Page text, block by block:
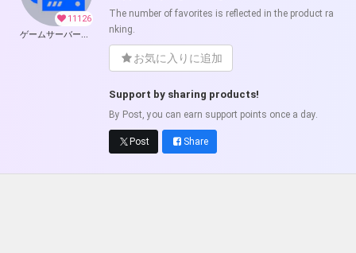
11126
ゲームサーバー公開ツール の開発支援
The number of favorites is reflected in the product ra
nking.
お気に入りに追加
Support by sharing products!
By Post, you can earn support points once a day.
Post Share